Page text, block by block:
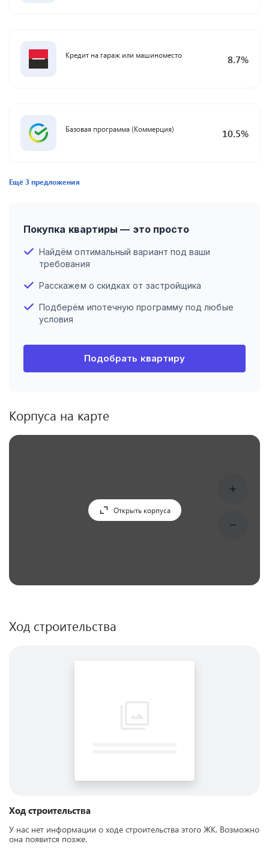
Кредит на гараж или машиноместо 8.7%
Базовая программа (Коммерция) 10.5%
Ещё3предложения
Покупка квартиры — это просто
Найдём оптимальный вариант под ваши
требования
Расскажем о скидках от застройщика
Подберём ипотечную программу под любые
условия
Подобрать квартиру
Корпуса на карте
Открыть корпуса
Ход строительства
Ход строительства
У нас нет информации о ходе строительства этого ЖК. Возможно
она появится позже.